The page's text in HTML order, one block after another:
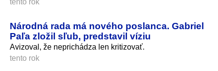
Národná rada má nového poslanca. Gabriel
Paľa zložil sľub, predstavil víziu
Avizoval, že neprichádza len kritizovať.
tento rok